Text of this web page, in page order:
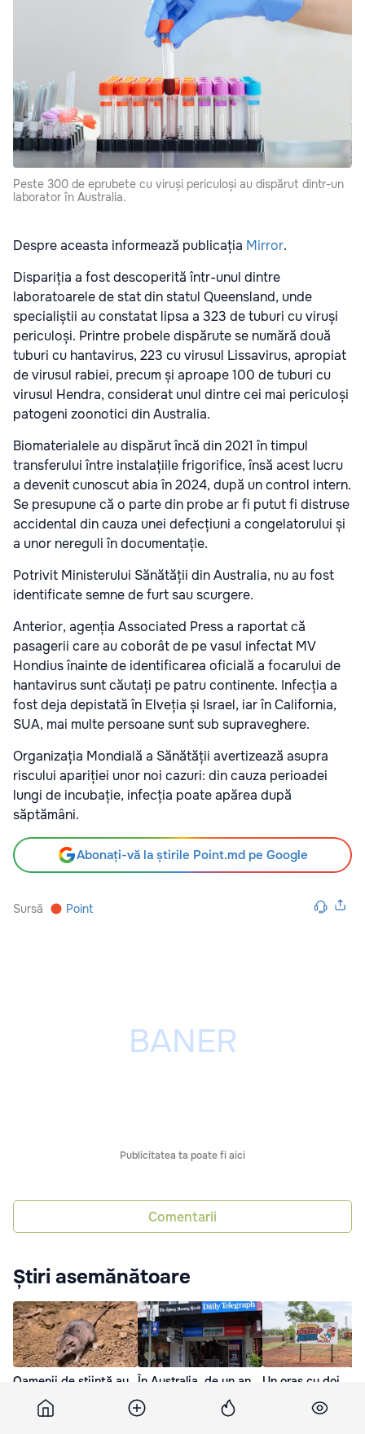
Peste 300 de eprubete cu viruși periculoși au dispărut dintr-un
laborator în Australia.
Despre aceasta informează publicația Mirror.
Dispariția a fost descoperită într-unul dintre
laboratoarele de stat din statul Queensland, unde
specialiștii au constatat lipsa a 323 de tuburi cu viruși
periculoși. Printre probele dispărute se numără două
tuburi cu hantavirus, 223 cu virusul Lissavirus, apropiat
de virusul rabiei, precum și aproape 100 de tuburi cu
virusul Hendra, considerat unul dintre cei mai periculoși
patogeni zoonotici din Australia.
Biomaterialele au dispărut încă din 2021 în timpul
transferului între instalațiile frigorifice, însă acest lucru
a devenit cunoscut abia în 2024, după un control intern.
Se presupune că o parte din probe ar fi putut fi distruse
accidental din cauza unei defecțiuni a congelatorului și
a unor nereguli în documentație.
Potrivit Ministerului Sănătății din Australia, nu au fost
identificate semne de furt sau scurgere.
Anterior, agenția Associated Press a raportat că
pasagerii care au coborât de pe vasul infectat MV
Hondius înainte de identificarea oficială a focarului de
hantavirus sunt căutați pe patru continente. Infecția a
fost deja depistată în Elveția și Israel, iar în California,
SUA, mai multe persoane sunt sub supraveghere.
Organizația Mondială a Sănătății avertizează asupra
riscului apariției unor noi cazuri: din cauza perioadei
lungi de incubație, infecția poate apărea după
săptămâni.
Abonați-vă la știrile Point.md pe Google
Sursă Point
Publicitatea ta poate fi aici
Comentarii
Știri asemănătoare
Oamenii de știință au
descoperit o nouă
specie dintre cele mai
În Australia, de un an
este căutat
câștigătorul unui
Un oraș cu doi
vânzare în